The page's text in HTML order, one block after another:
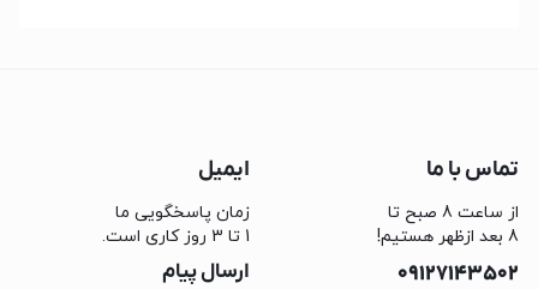
تماس با ما
از ساعت 8 صبح تا
8 بعد ازظهر هستیم!
09127143502
ایمیل
زمان پاسخگویی ما
1 تا 3 روز کاری است.
ارسال پیام